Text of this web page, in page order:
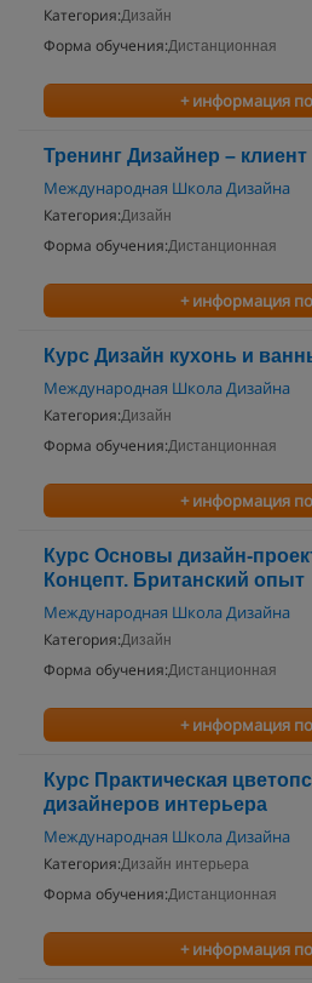
Категория:Дизайн
Форма обучения:Дистанционная
+ информация
Тренинг Дизайнер – клиент
Международная Школа Дизайна
Категория:Дизайн
Форма обучения:Дистанционная
+ информация
Курс Дизайн кухонь и
Международная Школа Дизайна
Категория:Дизайн
Форма обучения:Дистанционная
+ информация
Курс Основы дизайн-
Концепт. Британский опыт
Международная Школа Дизайна
Категория:Дизайн
Форма обучения:Дистанционная
+ информация
Курс Практическая
дизайнеров интерьера
Международная Школа Дизайна
Категория:Дизайн интерьера
Форма обучения:Дистанционная
+ информация